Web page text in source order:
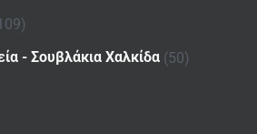
- Σουβλάκια Χαλκίδα (50)